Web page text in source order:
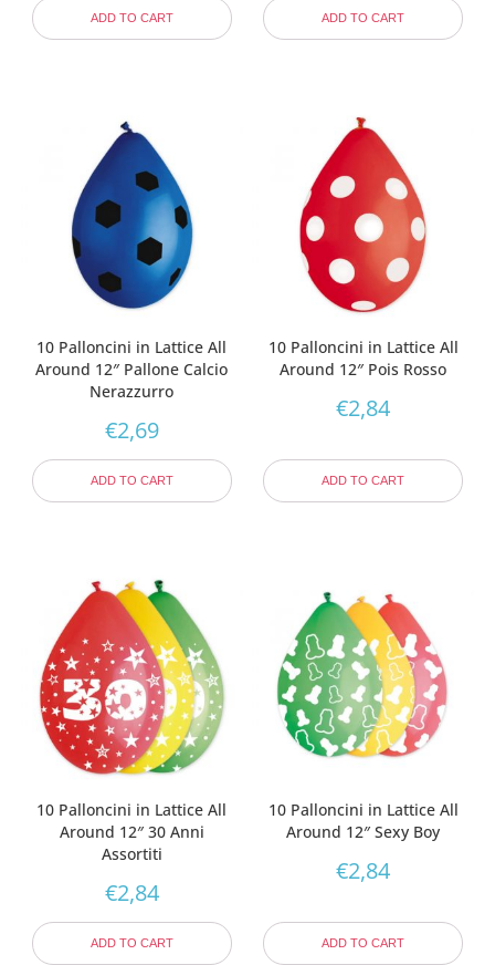
ADD TO CART ADD TO CART
10 Palloncini in Lattice All
Around 12″ Pallone Calcio
Nerazzurro
€2,69
ADD TO CART
10 Palloncini in Lattice All
Around 12″ Pois Rosso
€2,84
ADD TO CART
10 Palloncini in Lattice All
Around 12″ 30 Anni
Assortiti
€2,84
ADD TO CART
10 Palloncini in Lattice All
Around 12″ Sexy Boy
€2,84
ADD TO CART